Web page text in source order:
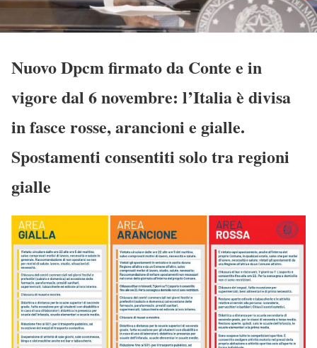
Nuovo Dpcm firmato da Conte e in
vigore dal 6 novembre: l’Italia è divisa
in fasce rosse, arancioni e gialle.
Spostamenti consentiti solo tra regioni
gialle